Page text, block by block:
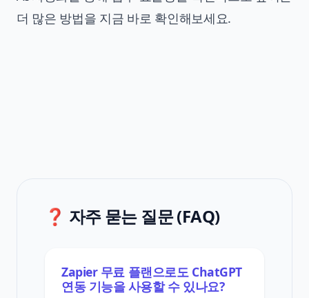
더 많은 방법을 지금 바로 확인해보세요.
❓ 자주 묻는 질문 (FAQ)
Zapier 무료 플랜으로도 ChatGPT
연동 기능을 사용할 수 있나요?